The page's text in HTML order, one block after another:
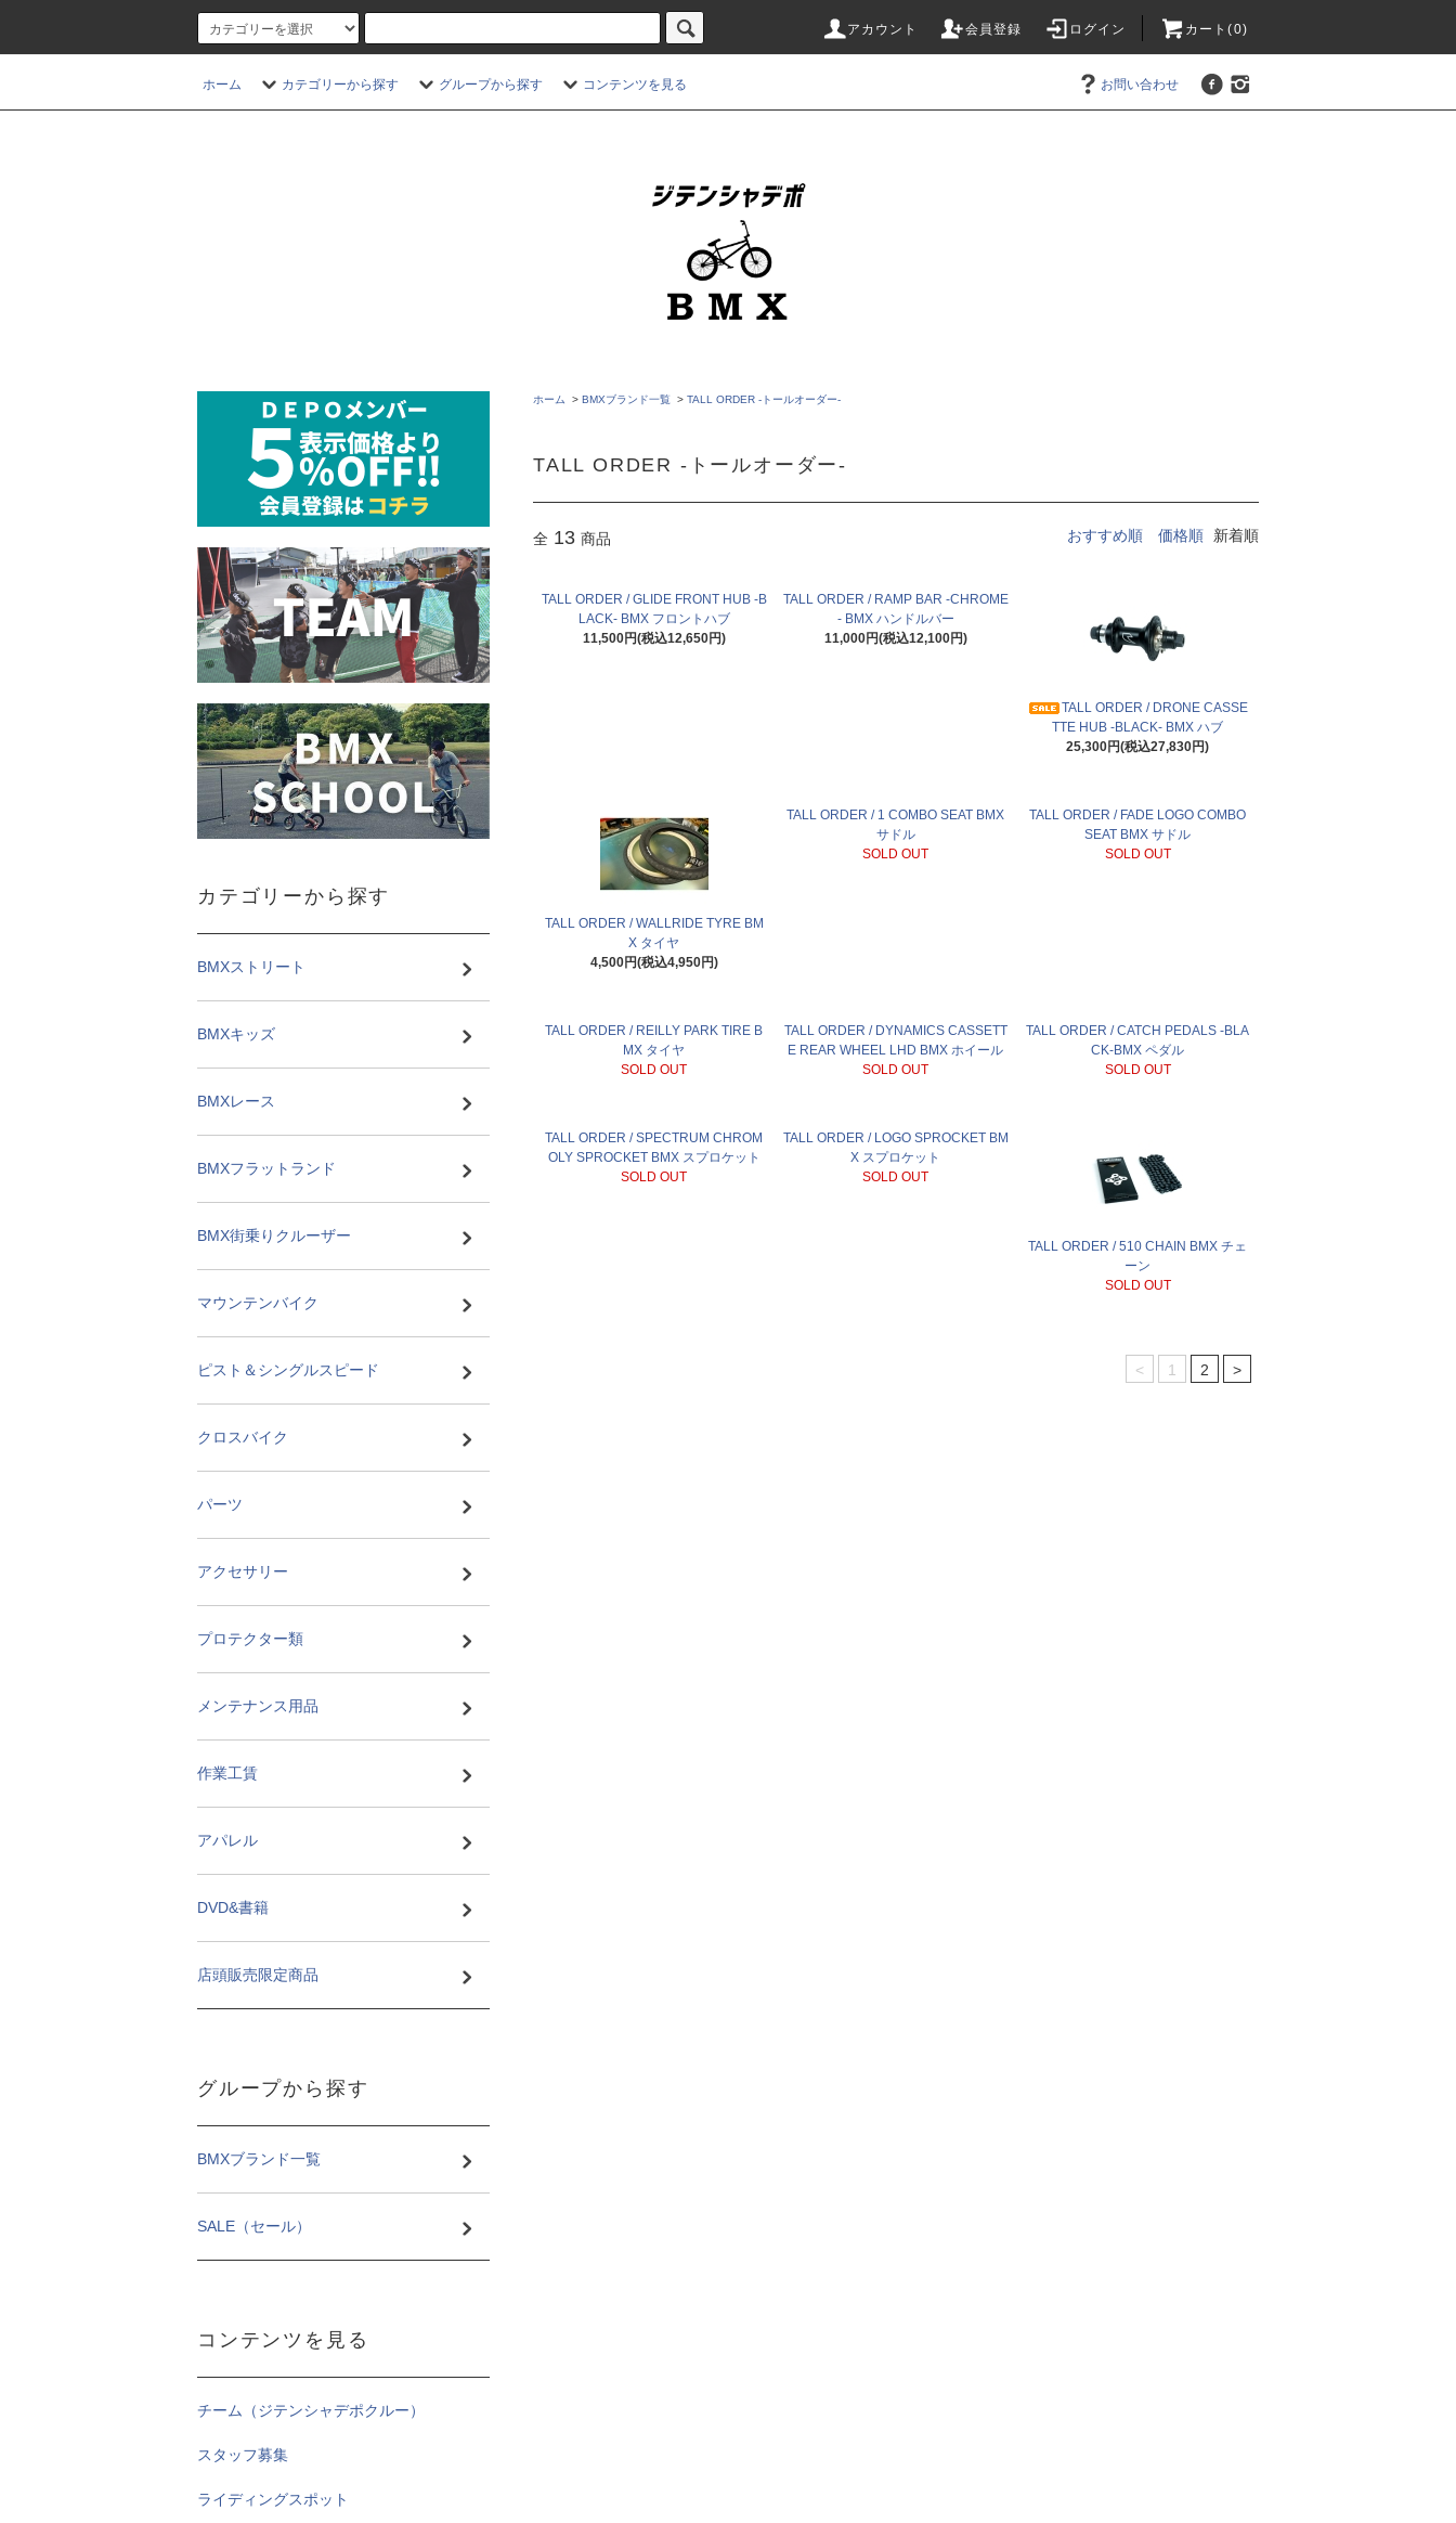
アカウント 会員登録 ログイン カート(0)
ホーム カテゴリーから探す グループから探す コンテンツを見る お問い合わせ
ホーム > BMXブランド一覧 > TALL ORDER -トールオーダー-
TALL ORDER -トールオーダー-
全 13 商品 おすすめ順 価格順 新着順
TALL ORDER / GLIDE FRONT HUB -B
LACK- BMX フロントハブ
11,500円(税込12,650円)
TALL ORDER / RAMP BAR -CHROME
- BMX ハンドルバー
11,000円(税込12,100円)
TALL ORDER / DRONE CASSE
TTE HUB -BLACK- BMX ハブ
25,300円(税込27,830円)
TALL ORDER / WALLRIDE TYRE BM
X タイヤ
4,500円(税込4,950円)
TALL ORDER / 1 COMBO SEAT BMX
サドル
SOLD OUT
TALL ORDER / FADE LOGO COMBO
SEAT BMX サドル
SOLD OUT
TALL ORDER / REILLY PARK TIRE B
MX タイヤ
SOLD OUT
TALL ORDER / DYNAMICS CASSETT
E REAR WHEEL LHD BMX ホイール
SOLD OUT
TALL ORDER / CATCH PEDALS -BLA
CK-BMX ペダル
SOLD OUT
TALL ORDER / SPECTRUM CHROM
OLY SPROCKET BMX スプロケット
SOLD OUT
TALL ORDER / LOGO SPROCKET BM
X スプロケット
SOLD OUT
TALL ORDER / 510 CHAIN BMX チェ
ーン
SOLD OUT
< 1 2 >
カテゴリーから探す
BMXストリート
BMXキッズ
BMXレース
BMXフラットランド
BMX街乗りクルーザー
マウンテンバイク
ピスト＆シングルスピード
クロスバイク
パーツ
アクセサリー
プロテクター類
メンテナンス用品
作業工賃
アパレル
DVD&書籍
店頭販売限定商品
グループから探す
BMXブランド一覧
SALE（セール）
コンテンツを見る
チーム（ジテンシャデポクルー）
スタッフ募集
ライディングスポット